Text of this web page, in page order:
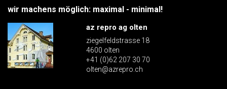
wir machens möglich: maximal - minimal!
az repro ag olten
ziegelfeldstrasse 18
4600 olten
+41 (0)62 207 30 70
olten@azrepro.ch